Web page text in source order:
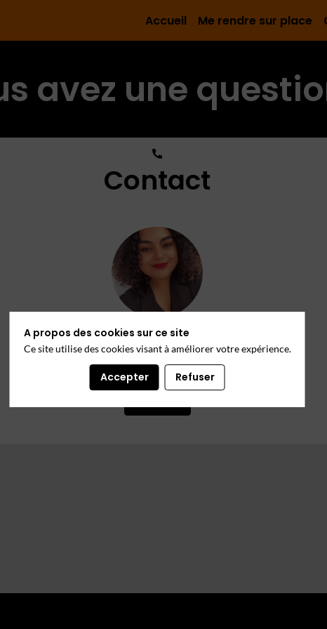
Accueil Me rendre sur place
avez une
Contact
Nejma Bezzaouia
Cheffe de projet événementiel
07 69 39 69 38
nejma.bezzaouia@orange.com
A propos des cookies sur ce site
Ce site utilise des cookies visant à améliorer votre expérience.
Accepter Refuser